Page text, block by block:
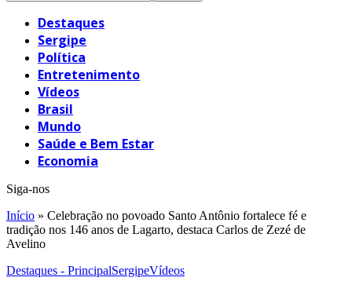
Destaques
Sergipe
Política
Entretenimento
Vídeos
Brasil
Mundo
Saúde e Bem Estar
Economia
Siga-nos
Início » Celebração no povoado Santo Antônio fortalece fé e
tradição nos 146 anos de Lagarto, destaca Carlos de Zezé de
Avelino
Destaques - PrincipalSergipeVídeos